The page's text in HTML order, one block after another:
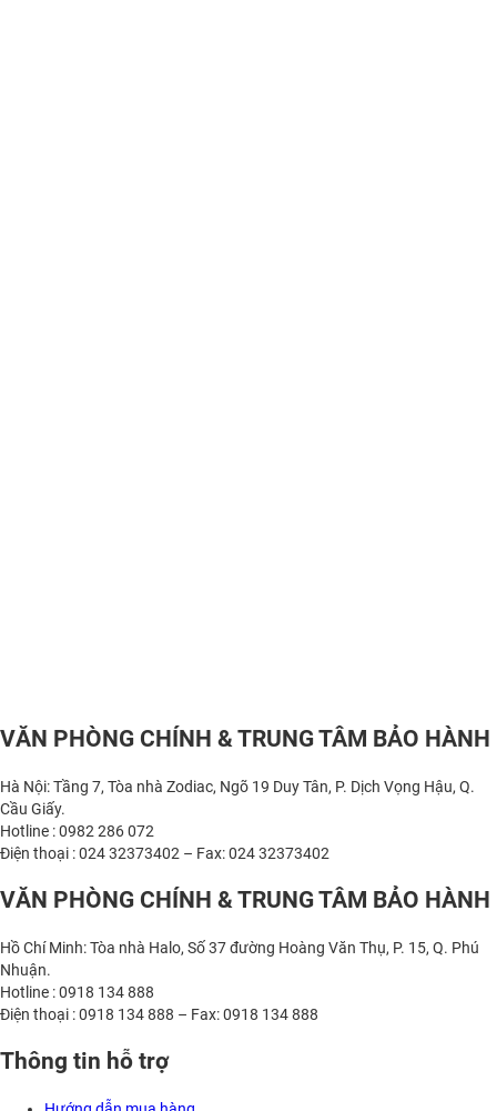
VĂN PHÒNG CHÍNH & TRUNG TÂM BẢO HÀNH
Hà Nội: Tầng 7, Tòa nhà Zodiac, Ngõ 19 Duy Tân, P. Dịch Vọng Hậu, Q.
Cầu Giấy.
Hotline : 0982 286 072
Điện thoại : 024 32373402 – Fax: 024 32373402
VĂN PHÒNG CHÍNH & TRUNG TÂM BẢO HÀNH
Hồ Chí Minh: Tòa nhà Halo, Số 37 đường Hoàng Văn Thụ, P. 15, Q. Phú
Nhuận.
Hotline : 0918 134 888
Điện thoại : 0918 134 888 – Fax: 0918 134 888
Thông tin hỗ trợ